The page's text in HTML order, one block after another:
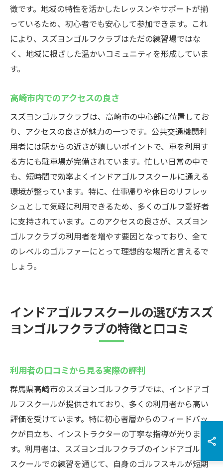
徴です。地域の特性を活かしたレッスンやサポートが揃
っているため、初心者でも安心して参加できます。これ
により、スズヨンゴルフクラブはただの練習場ではな
く、地域に根ざした温かいコミュニティを形成していま
す。
高崎市内でのアクセスの良さ
スズヨンゴルフクラブは、高崎市の中心部に位置してお
り、アクセスの良さが魅力の一つです。公共交通機関利
用者には駅からの近さが嬉しいポイントで、車を利用す
る方にも駐車場が完備されています。忙しい日常の中で
も、短時間で効率よくインドアゴルフスクールに通える
環境が整っています。特に、仕事帰りや休日のリフレッ
シュとして気軽に利用できるため、多くのゴルフ愛好者
に支持されています。このアクセスの良さが、スズヨン
ゴルフクラブの利用者を増やす要因となっており、全て
のレベルのゴルファーにとって理想的な場所と言えるで
しょう。
インドアゴルフスクールの選び方スズ
ヨンゴルフクラブの特徴と口コミ
利用者の口コミから見る実際の評判
群馬県高崎市のスズヨンゴルフクラブでは、インドアゴ
ルフスクールが提供されており、多くの利用者から高い
評価を受けています。特に初心者層からのフィードバッ
クが目立ち、インストラクターの丁寧な指導が光りま
す。利用者は、スズヨンゴルフクラブのインドアゴルフ
スクールでの練習を通じて、自身のゴルフスキルが短期